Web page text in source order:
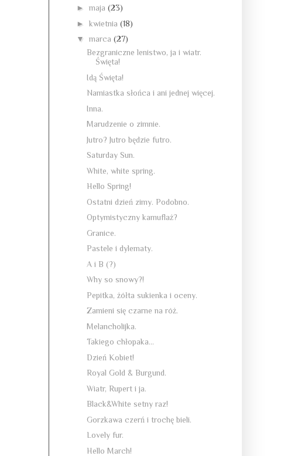
► maja (23)
► kwietnia (18)
▼ marca (27)
Bezgraniczne lenistwo, ja i wiatr.
Święta!
Idą Święta!
Namiastka słońca i ani jednej więcej.
Inna.
Marudzenie o zimnie.
Jutro? Jutro będzie futro.
Saturday Sun.
White, white spring.
Hello Spring!
Ostatni dzień zimy. Podobno.
Optymistyczny kamuflaż?
Granice.
Pastele i dylematy.
A i B (?)
Why so snowy?!
Pepitka, żółta sukienka i oceny.
Zamieni się czarne na róż.
Melancholijka.
Takiego chłopaka...
Dzień Kobiet!
Royal Gold & Burgund.
Wiatr, Rupert i ja.
Black&White setny raz!
Gorzkawa czerń i trochę bieli.
Lovely fur.
Hello March!